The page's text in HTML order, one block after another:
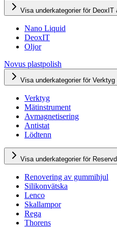
Visa underkategorier för DeoxIT
Nano Liquid
DeoxIT
Oljor
Novus plastpolish
Visa underkategorier för
Verktyg
Mätinstrument
Avmagnetisering
Antistat
Lödtenn
Visa underkategorier för
Renovering av gummihjul
Silikonvätska
Lenco
Skallampor
Rega
Thorens